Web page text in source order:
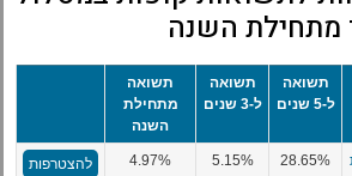
מתחילת השנה
תשואה
ל-5 שנים
תשואה
ל-3 שנים
תשואה
מתחילת
השנה
28.65%
5.15%
4.97% להצטרפות